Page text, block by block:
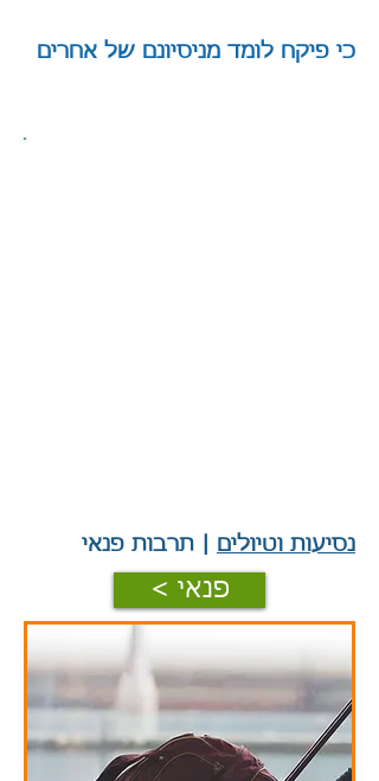
כי פיקח לומד מניסיונם של אחרים
נסיעות וטיולים תרבות פנאי
< פנאי